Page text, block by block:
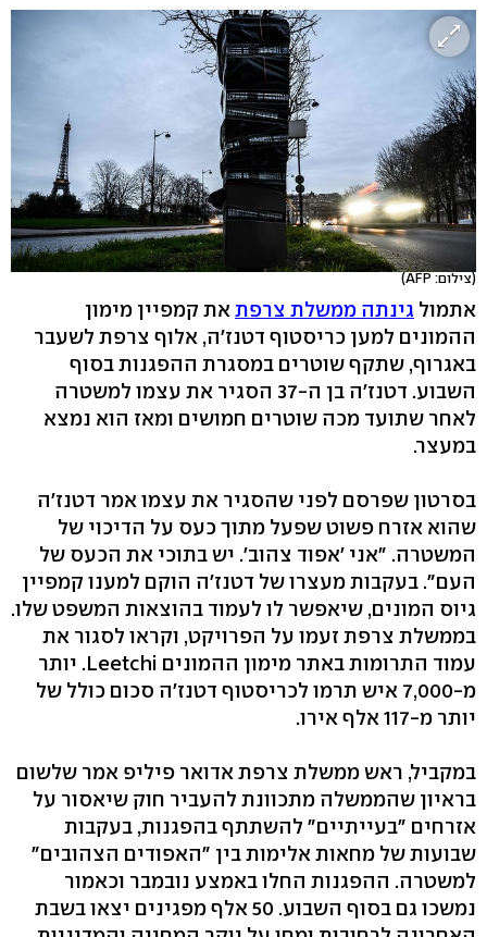
(צילום: AFP)
אתמול גינתה ממשלת צרפתאת קמפיין מימון
ההמונים למען כריסטוף דטנז'ה, אלוף צרפת לשעבר
באגרוף, שתקף שוטרים במסגרת ההפגנות בסוף
השבוע. דטנז'ה בן ה-37 הסגיר את עצמו למשטרה
לאחר שתועד מכה שוטרים חמושים ומאז הוא נמצא
במעצר.
בסרטון שפרסם לפני שהסגיר את עצמו אמר דטנז'ה
שהוא אזרח פשוט שפעל מתוך כעס על הדיכוי של
המשטרה. "אני 'אפוד צהוב'. יש בתוכי את הכעס של
העם". בעקבות מעצרו של דטנז'ה הוקם למענו קמפיין
גיוס המונים, שיאפשר לו לעמוד בהוצאות המשפט שלו.
בממשלת צרפת זעמו על הפרויקט, וקראו לסגור את
עמוד התרומות באתר מימון ההמונים Leetchi. יותר
מ-7,000 איש תרמו לכריסטוף דטנז'ה סכום כולל של
יותר מ-117 אלף אירו.
במקביל, ראש ממשלת צרפת אדואר פיליפ אמר שלשום
בראיון שהממשלה מתכוונת להעביר חוק שיאסור על
אזרחים "בעייתיים" להשתתף בהפגנות, בעקבות
שבועות של מחאות אלימות בין "האפודים הצהובים"
למשטרה. ההפגנות החלו באמצע נובמבר וכאמור
נמשכו גם בסוף השבוע. 50 אלף מפגינים יצאו בשבת